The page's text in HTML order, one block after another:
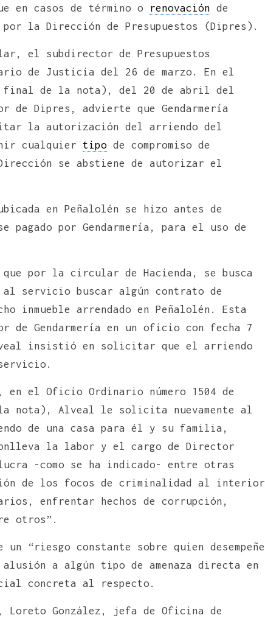
en casos de término o renovación de
la Dirección de Presupuestos (Dipres).
el subdirector de Presupuestos
de Justicia del 26 de marzo. En el
final de la nota), del 20 de abril del
de Dipres, advierte que Gendarmería
la autorización del arriendo del
cualquier tipo de compromiso de
se abstiene de autorizar el
en Peñalolén se hizo antes de
por Gendarmería, para el uso de
que por la circular de Hacienda, se busca
servicio buscar algún contrato de
inmueble arrendado en Peñalolén. Esta
de Gendarmería en un oficio con fecha 7
insistió en solicitar que el arriendo
en el Oficio Ordinario número 1504 de
nota), Alveal le solicita nuevamente al
de una casa para él y su familia,
la labor y el cargo de Director
-como se ha indicado- entre otras
de los focos de criminalidad al interior
enfrentar hechos de corrupción,
otros”.
“riesgo constante sobre quien desempeñe
a algún tipo de amenaza directa en
concreta al respecto.
Loreto González, jefa de Oficina de